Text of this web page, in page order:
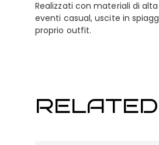
Realizzati con materiali di
eventi casual, uscite in
proprio outfit.